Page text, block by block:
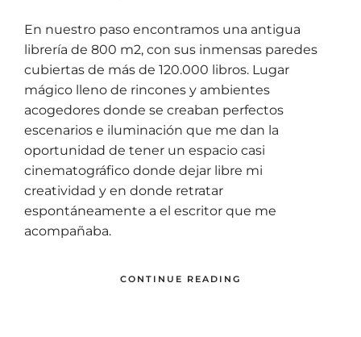
En nuestro paso encontramos una antigua
librería de 800 m2, con sus inmensas paredes
cubiertas de más de 120.000 libros. Lugar
mágico lleno de rincones y ambientes
acogedores donde se creaban perfectos
escenarios e iluminación que me dan la
oportunidad de tener un espacio casi
cinematográfico donde dejar libre mi
creatividad y en donde retratar
espontáneamente a el escritor que me
acompañaba.
CONTINUE READING